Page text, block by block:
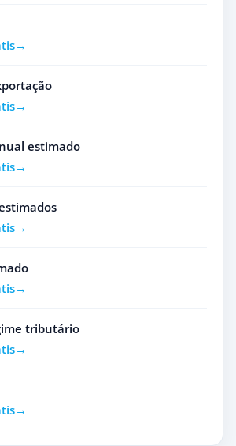
estimado
tributário